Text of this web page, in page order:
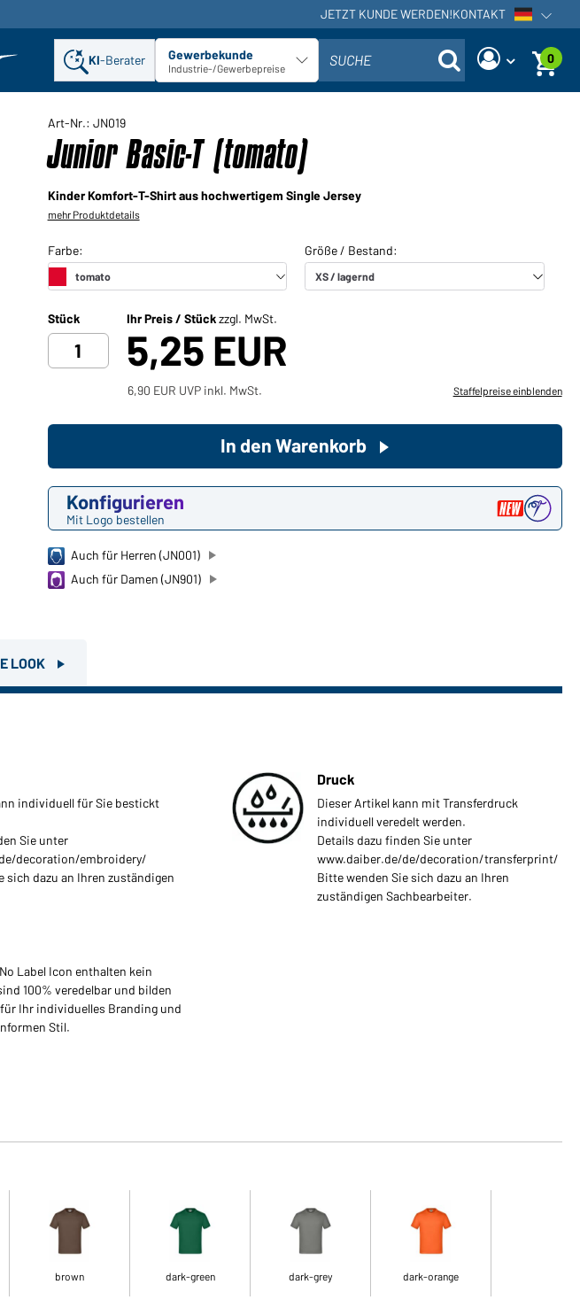
JETZT KUNDE WERDEN!KONTAKT
KI-Berater Kundentyp auswählen
Gewerbekunde
Industrie-/Gewerbepreise
SUCHE
bereits ein Kundenkonto?
Benutzername:
Einloggen
Passwort
Sie möchten gerne für Ihren
Hier geht's zu unserem
Benutzername:
E-Mail-Adresse:
Jetzt anfordern
Zurück
zum Login
0
Art-Nr.: JN019
Junior Basic-T (tomato)
Kinder Komfort-T-Shirt aus hochwertigem Single Jersey
mehr Produktdetails
Stück Ihr Preis / Stückzzgl. MwSt.
5,25 EUR
6,90 EUR UVP inkl. MwSt. Staffelpreise einblenden
Konfigurieren
Mit Logo bestellen
In den Warenkorb
Auch für Herren (JN001)
Auch für Damen (JN901)
LOOK
individuell für Sie bestickt
Sie unter
decoration/embroidery/
sich dazu an Ihren zuständigen
Druck
Dieser Artikel kann mit Transferdruck
individuell veredelt werden.
Details dazu finden Sie unter
www.daiber.de/de/decoration/transferprint/
Bitte wenden Sie sich dazu an Ihren
zuständigen Sachbearbeiter.
Label Icon enthalten kein
100% veredelbar und bilden
Ihr individuelles Branding und
Stil.
brown dark-green dark-grey dark-orange